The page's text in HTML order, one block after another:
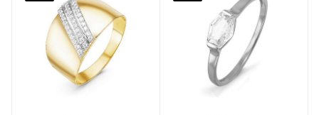
Вес драгметалла
Марка (бренд)
Дельта
Фианит